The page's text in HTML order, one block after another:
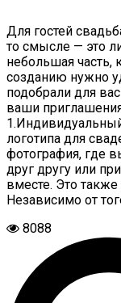
Для гостей
то смысле — это
небольшая часть,
созданию нужно
подобрали для
ваши
логотипа для
фотография, где
друг другу или
вместе. Это
Независимо от
8088